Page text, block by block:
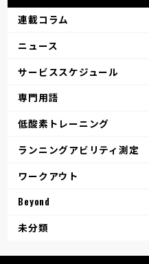
連載コラム
ニュース
サービススケジュール
専門用語
低酸素トレーニング
ランニングアビリティ測定
ワークアウト
Beyond
未分類